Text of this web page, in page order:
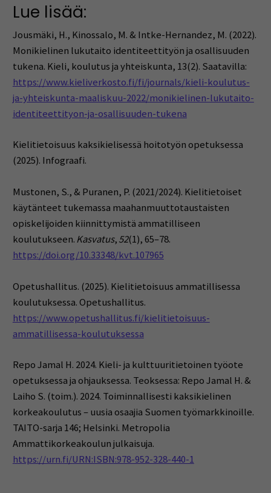
Lue lisää:
Jousmäki, H., Kinossalo, M. & Intke-Hernandez, M. (2022).
Monikielinen lukutaito identiteettityön ja osallisuuden
tukena. Kieli, koulutus ja yhteiskunta, 13(2). Saatavilla:
https://www.kieliverkosto.fi/fi/journals/kieli-koulutus-
ja-yhteiskunta-maaliskuu-2022/monikielinen-lukutaito-
identiteettityon-ja-osallisuuden-tukena
Kielitietoisuus kaksikielisessä hoitotyön opetuksessa
(2025). Infograafi.
Mustonen, S., & Puranen, P. (2021/2024). Kielitietoiset
käytänteet tukemassa maahanmuuttotaustaisten
opiskelijoiden kiinnittymistä ammatilliseen
koulutukseen.Kasvatus,52(1), 65–78.
https://doi.org/10.33348/kvt.107965
Opetushallitus. (2025). Kielitietoisuus ammatillisessa
koulutuksessa. Opetushallitus.
https://www.opetushallitus.fi/kielitietoisuus-
ammatillisessa-koulutuksessa
Repo Jamal H. 2024. Kieli- ja kulttuuritietoinen työote
opetuksessa ja ohjauksessa. Teoksessa: Repo Jamal H. &
Laiho S. (toim.). 2024. Toiminnallisesti kaksikielinen
korkeakoulutus – uusia osaajia Suomen työmarkkinoille.
TAITO-sarja 146; Helsinki. Metropolia
Ammattikorkeakoulun julkaisuja.
https://urn.fi/URN:ISBN:978-952-328-440-1